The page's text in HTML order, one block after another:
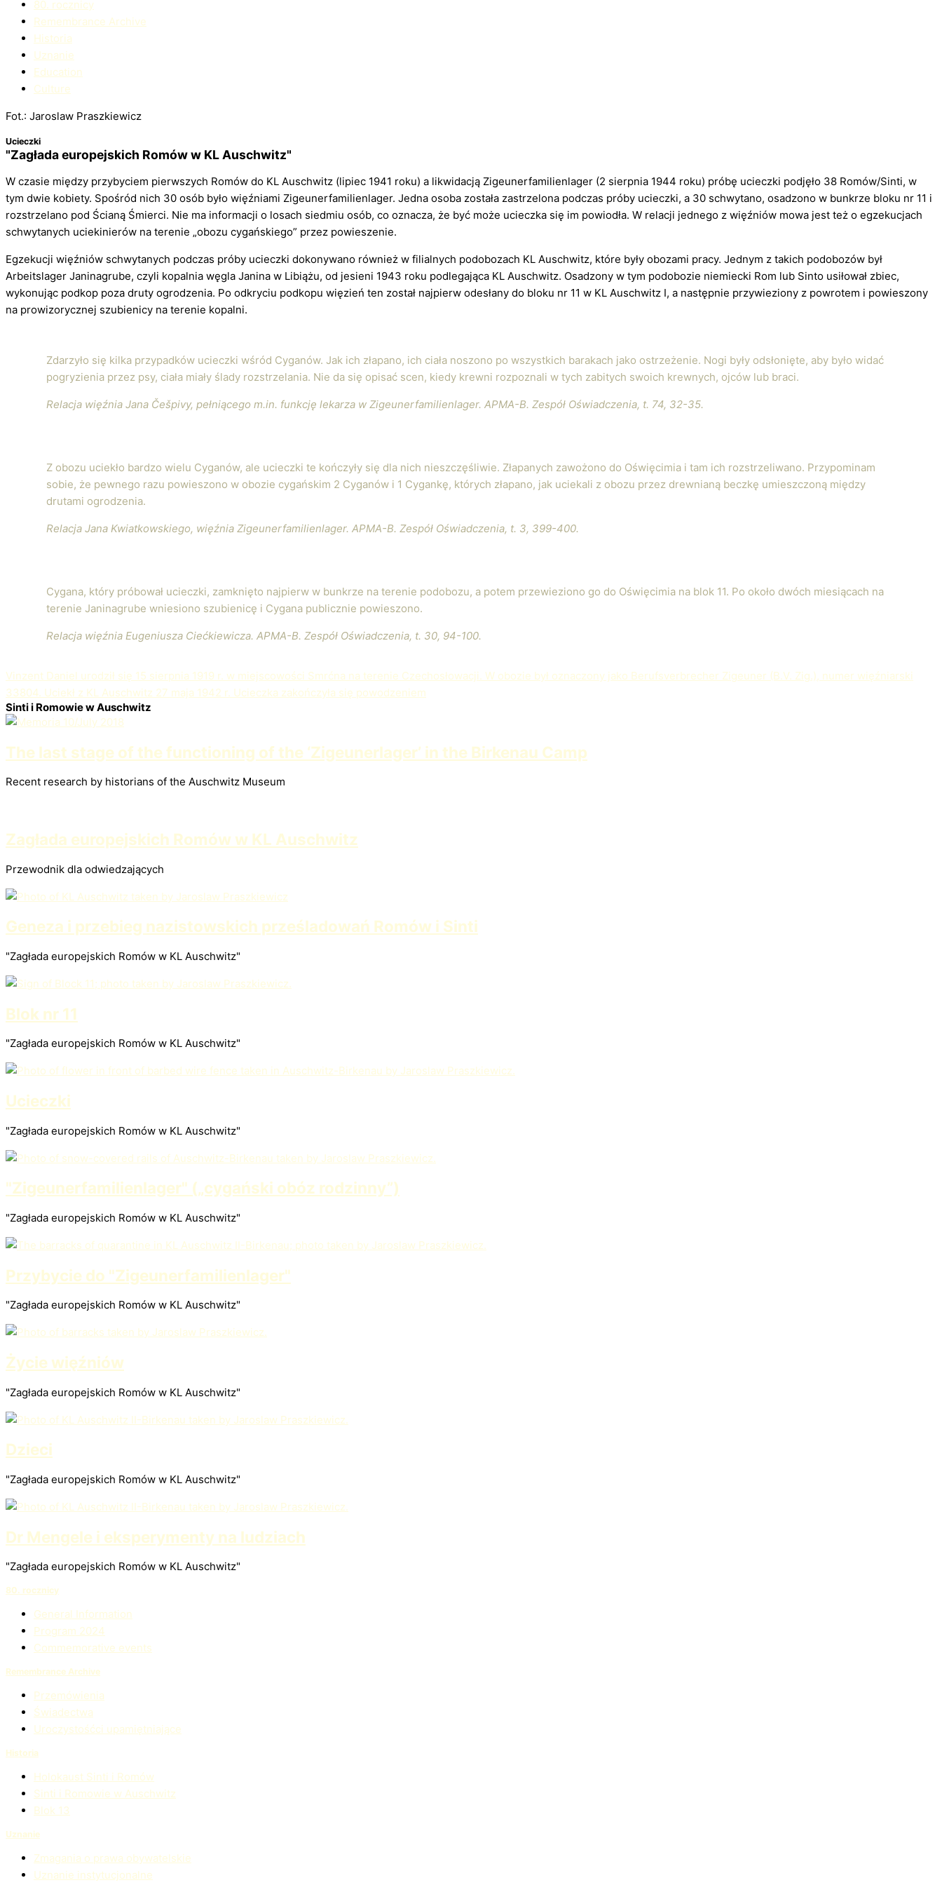
80. rocznicy
Remembrance Archive
Historia
Uznanie
Education​
Culture
Fot.: Jaroslaw Praszkiewicz
Ucieczki
"Zagłada europejskich Romów w KL Auschwitz"
W czasie między przybyciem pierwszych Romów do KL Auschwitz (lipiec 1941 roku) a likwidacją Zigeunerfamilienlager (2 sierpnia 1944 roku) próbę ucieczki podjęło 38 Romów/Sinti, w
tym dwie kobiety. Spośród nich 30 osób było więźniami Zigeunerfamilienlager. Jedna osoba została zastrzelona podczas próby ucieczki, a 30 schwytano, osadzono w bunkrze bloku nr 11 i
rozstrzelano pod Ścianą Śmierci. Nie ma informacji o losach siedmiu osób, co oznacza, że być może ucieczka się im powiodła. W relacji jednego z więźniów mowa jest też o egzekucjach
schwytanych uciekinierów na terenie „obozu cygańskiego” przez powieszenie.
Egzekucji więźniów schwytanych podczas próby ucieczki dokonywano również w filialnych podobozach KL Auschwitz, które były obozami pracy. Jednym z takich podobozów był
Arbeitslager Janinagrube, czyli kopalnia węgla Janina w Libiążu, od jesieni 1943 roku podlegająca KL Auschwitz. Osadzony w tym podobozie niemiecki Rom lub Sinto usiłował zbiec,
wykonując podkop poza druty ogrodzenia. Po odkryciu podkopu więzień ten został najpierw odesłany do bloku nr 11 w KL Auschwitz I, a następnie przywieziony z powrotem i powieszony
na prowizorycznej szubienicy na terenie kopalni.
Zdarzyło się kilka przypadków ucieczki wśród Cyganów. Jak ich złapano, ich ciała noszono po wszystkich barakach jako ostrzeżenie. Nogi były odsłonięte, aby było widać
pogryzienia przez psy, ciała miały ślady rozstrzelania. Nie da się opisać scen, kiedy krewni rozpoznali w tych zabitych swoich krewnych, ojców lub braci.
Relacja więźnia Jana Češpivy, pełniącego m.in. funkcję lekarza w Zigeunerfamilienlager. APMA-B. Zespół Oświadczenia, t. 74, 32-35.
Z obozu uciekło bardzo wielu Cyganów, ale ucieczki te kończyły się dla nich nieszczęśliwie. Złapanych zawożono do Oświęcimia i tam ich rozstrzeliwano. Przypominam
sobie, że pewnego razu powieszono w obozie cygańskim 2 Cyganów i 1 Cygankę, których złapano, jak uciekali z obozu przez drewnianą beczkę umieszczoną między
drutami ogrodzenia.
Relacja Jana Kwiatkowskiego, więźnia Zigeunerfamilienlager. APMA-B. Zespół Oświadczenia, t. 3, 399-400.
Cygana, który próbował ucieczki, zamknięto najpierw w bunkrze na terenie podobozu, a potem przewieziono go do Oświęcimia na blok 11. Po około dwóch miesiącach na
terenie Janinagrube wniesiono szubienicę i Cygana publicznie powieszono.
Relacja więźnia Eugeniusza Ciećkiewicza. APMA-B. Zespół Oświadczenia, t. 30, 94-100.
Vinzent Daniel urodził się 15 sierpnia 1919 r. w miejscowości Smrćna na terenie Czechosłowacji. W obozie był oznaczony jako Berufsverbrecher Zigeuner (B.V. Zig.), numer więźniarski
33804. Uciekł z KL Auschwitz 27 maja 1942 r. Ucieczka zakończyła się powodzeniem
Sinti i Romowie w Auschwitz
The last stage of the functioning of the ‘Zigeunerlager’ in the Birkenau Camp
Recent research by historians of the Auschwitz Museum
Zagłada europejskich Romów w KL Auschwitz
Przewodnik dla odwiedzających
Geneza i przebieg nazistowskich prześladowań Romów i Sinti
"Zagłada europejskich Romów w KL Auschwitz"
Blok nr 11
"Zagłada europejskich Romów w KL Auschwitz"
Ucieczki
"Zagłada europejskich Romów w KL Auschwitz"
"Zigeunerfamilienlager" („cygański obóz rodzinny”)
"Zagłada europejskich Romów w KL Auschwitz"
Przybycie do "Zigeunerfamilienlager"
"Zagłada europejskich Romów w KL Auschwitz"
Życie więźniów
"Zagłada europejskich Romów w KL Auschwitz"
Dzieci
"Zagłada europejskich Romów w KL Auschwitz"
Dr Mengele i eksperymenty na ludziach
"Zagłada europejskich Romów w KL Auschwitz"
80. rocznicy
General Information
Program 2024
Commemorative events
Remembrance Archive
Przemówienia
Świadectwa
Uroczystośćci upamiętniające
Historia
Holokaust Sinti i Romów
Sinti i Romowie w Auschwitz
Blok 13
Uznanie
Zmagania o prawa obywatelskie
Uznanie instytucjonalne